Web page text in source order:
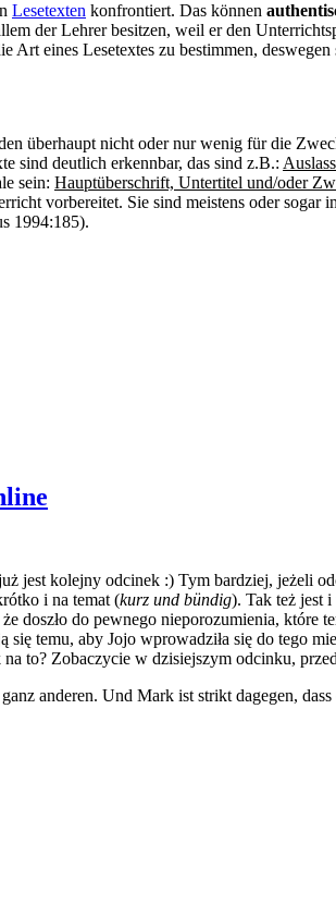
Lesetexten konfrontiert. Das können
der Lehrer besitzen, weil er den
eines Lesetextes zu bestimmen,
überhaupt nicht oder nur wenig für die
sind deutlich erkennbar, das sind z.B.:
sein: Hauptüberschrift, Untertitel und/oder
vorbereitet. Sie sind meistens oder
1994:185).
jest kolejny odcinek :) Tym bardziej, jeżeli
i na temat (kurz und bündig). Tak też jest
doszło do pewnego nieporozumienia, które
temu, aby Jojo wprowadziła się do tego
to? Zobaczycie w dzisiejszym odcinku,
anderen. Und Mark ist strikt dagegen,